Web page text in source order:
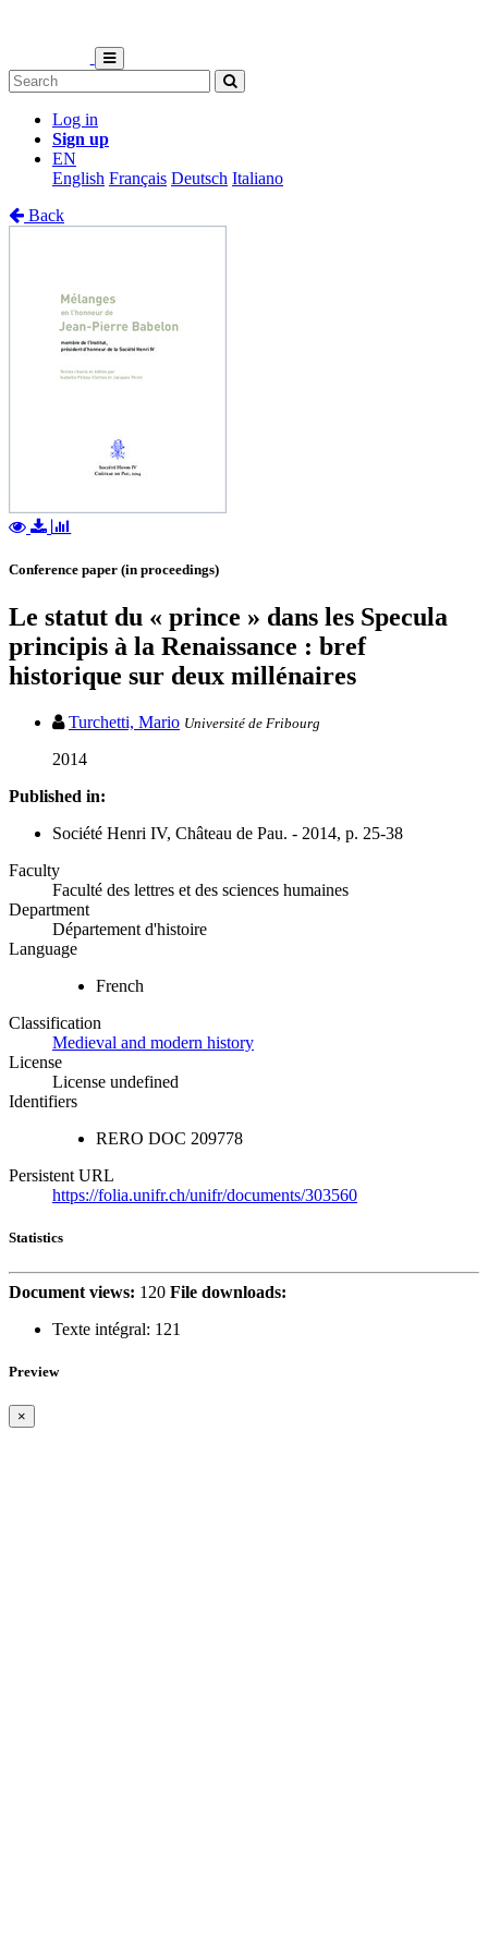
Log in
Sign up
EN
English Français Deutsch Italiano
Back
Conference paper (in proceedings)
Le statut du « prince » dans les Specula
principis à la Renaissance : bref
historique sur deux millénaires
Turchetti, Mario Université de Fribourg
2014
Published in:
Société Henri IV, Château de Pau. - 2014, p. 25-38
Faculty
Faculté des lettres et des sciences humaines
Department
Département d'histoire
Language
French
Classification
Medieval and modern history
License
License undefined
Identifiers
RERO DOC 209778
Persistent URL
https://folia.unifr.ch/unifr/documents/303560
Statistics
Document views: 120 File downloads:
Texte intégral: 121
Preview
×